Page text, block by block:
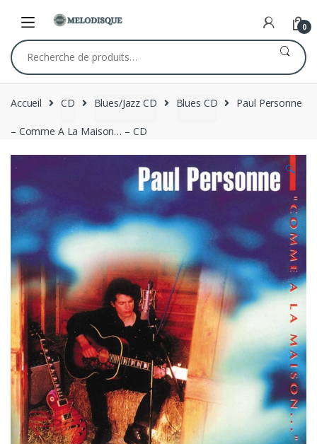
navigation
content
0
Recherche
pour :
Accueil CD Blues/Jazz CD Blues CD Paul Personne
– Comme A La Maison… – CD
🔍